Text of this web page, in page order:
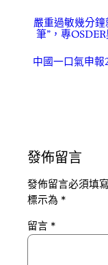
嚴重過敏幾分
筆”，專
中國一口氣申報
發佈留言
發佈留言必須填
標示為 *
留言 *